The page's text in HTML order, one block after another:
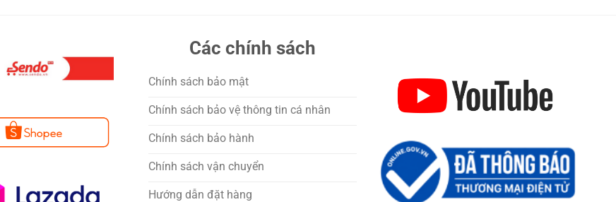
Các chính sách
Chính sách bảo mật
Chính sách bảo vệ thông tin cá nhân
Chính sách bảo hành
Chính sách vận chuyển
Hướng dẫn đặt hàng